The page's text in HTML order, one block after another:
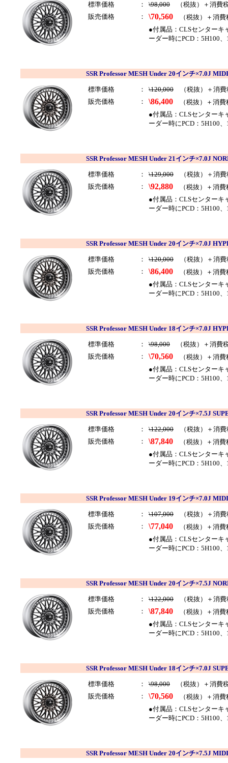
標準価格 ： \98,000 （税抜）＋消費
販売価格
： \70,560 （税抜）＋消費
●付属品：CLSセンター
ーダー時にPCD：5H100
SSR Professor MESH Under 20インチ×7.0J
標準価格 ： \120,000 （税抜）＋消費
販売価格
： \86,400 （税抜）＋消費
●付属品：CLSセンター
ーダー時にPCD：5H100
SSR Professor MESH Under 21インチ×7.0J
標準価格 ： \129,000 （税抜）＋消費
販売価格
： \92,880 （税抜）＋消費
●付属品：CLSセンター
ーダー時にPCD：5H100
SSR Professor MESH Under 20インチ×7.0J
標準価格 ： \120,000 （税抜）＋消費
販売価格
： \86,400 （税抜）＋消費
●付属品：CLSセンター
ーダー時にPCD：5H100
SSR Professor MESH Under 18インチ×7.0J
標準価格 ： \98,000 （税抜）＋消費
販売価格
： \70,560 （税抜）＋消費
●付属品：CLSセンター
ーダー時にPCD：5H100
SSR Professor MESH Under 20インチ×7.5J
標準価格 ： \122,000 （税抜）＋消費
販売価格
： \87,840 （税抜）＋消費
●付属品：CLSセンター
ーダー時にPCD：5H100
SSR Professor MESH Under 19インチ×7.0J
標準価格 ： \107,000 （税抜）＋消費
販売価格
： \77,040 （税抜）＋消費
●付属品：CLSセンター
ーダー時にPCD：5H100
SSR Professor MESH Under 20インチ×7.5J
標準価格 ： \122,000 （税抜）＋消費
販売価格
： \87,840 （税抜）＋消費
●付属品：CLSセンター
ーダー時にPCD：5H100
SSR Professor MESH Under 18インチ×7.0J
標準価格 ： \98,000 （税抜）＋消費
販売価格
： \70,560 （税抜）＋消費
●付属品：CLSセンター
ーダー時にPCD：5H100
SSR Professor MESH Under 20インチ×7.5J